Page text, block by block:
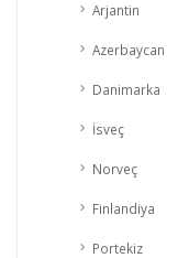
Arjantin
Azerbaycan
Danimarka
İsveç
Norveç
Finlandiya
Portekiz